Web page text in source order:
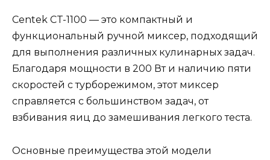
Centek CT-1100 — это компактный и
функциональный ручной миксер, подходящий
для выполнения различных кулинарных задач.
Благодаря мощности в 200 Вт и наличию пяти
скоростей с турборежимом, этот миксер
справляется с большинством задач, от
взбивания яиц до замешивания легкого теста.
Основные преимущества этой модели